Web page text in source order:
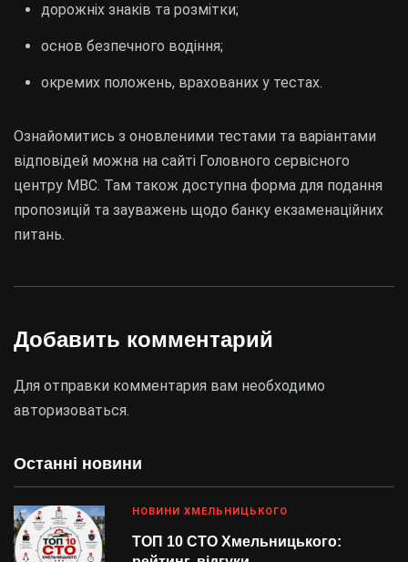
Останні новини
НОВИНИ ХМЕЛЬНИЦЬКОГО
ТОП 10 СТО Хмельницького:
дорожніх знаків та розмітки;
основ безпечного водіння;
окремих положень, врахованих у тестах.
Ознайомитись з оновленими тестами та варіантами
відповідей можна на сайті Головного сервісного
центру МВС. Там також доступна форма для подання
пропозицій та зауважень щодо банку екзаменаційних
питань.
Добавить комментарий
Для отправки комментария вам необходимо
авторизоваться.